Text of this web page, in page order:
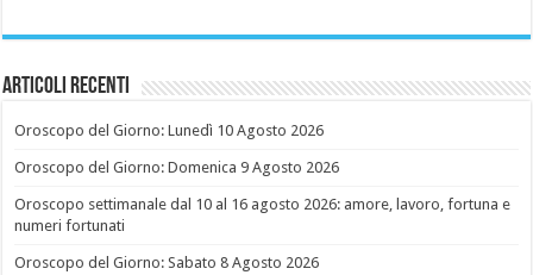
Articoli recenti
Oroscopo del Giorno: Lunedì 10 Agosto 2026
Oroscopo del Giorno: Domenica 9 Agosto 2026
Oroscopo settimanale dal 10 al 16 agosto 2026: amore, lavoro, fortuna e
numeri fortunati
Oroscopo del Giorno: Sabato 8 Agosto 2026